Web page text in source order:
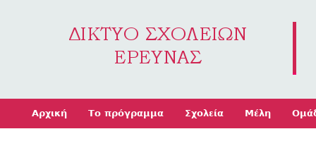
Αρχική Το πρόγραμμα Σχολεία Μέλη